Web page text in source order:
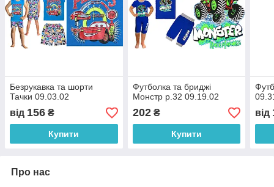
Безрукавка та шорти
Тачки 09.03.02
від 156 ₴
Купити
Футболка та бриджі
Монстр р.32 09.19.02
202₴
Купити
від
Про нас